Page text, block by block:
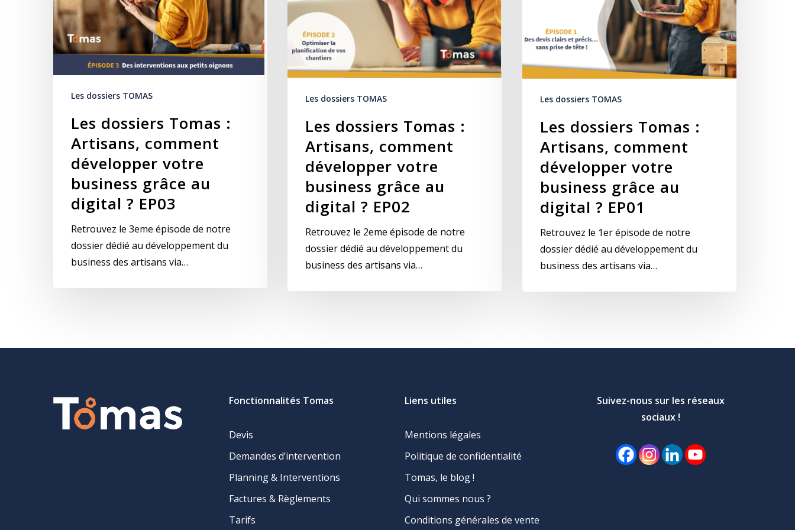
Les dossiers TOMAS
Les dossiers Tomas :
Artisans, comment
développer votre
business grâce au
digital ? EP03
Retrouvez le 3eme épisode de notre
dossier dédié au développement du
business des artisans via…
Les dossiers TOMAS
Les dossiers Tomas :
Artisans, comment
développer votre
business grâce au
digital ? EP02
Retrouvez le 2eme épisode de notre
dossier dédié au développement du
business des artisans via…
Les dossiers TOMAS
Les dossiers Tomas :
Artisans, comment
développer votre
business grâce au
digital ? EP01
Retrouvez le 1er épisode de notre
dossier dédié au développement du
business des artisans via…
Fonctionnalités Tomas
Devis
Demandes d’intervention
Planning & Interventions
Factures & Règlements
Tarifs
Liens utiles
Mentions légales
Politique de confidentialité
Tomas, le blog !
Qui sommes nous ?
Conditions générales de vente
Suivez-nous sur les réseaux
sociaux !